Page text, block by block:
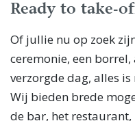
Ready to take-
Of jullie nu op zoek
ceremonie, een borrel,
verzorgde dag, alles
Wij bieden brede
de bar, het